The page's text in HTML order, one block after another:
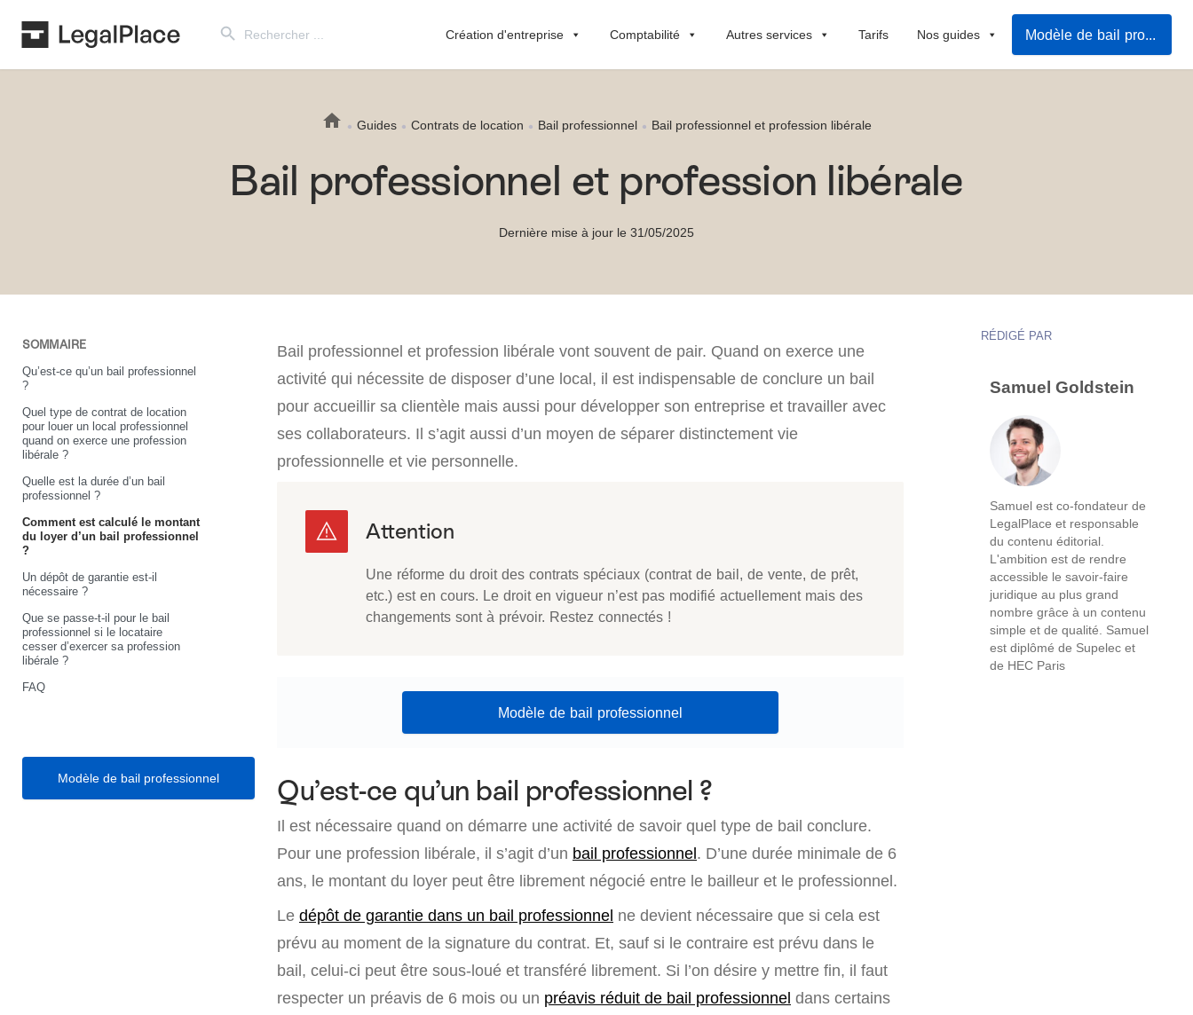
for:
Création d'entreprise Comptabilité Autres services Tarifs Nos guides Modèle de bail professionnel
Guides Contrats de location Bail professionnel Bail professionnel et profession libérale
Bail professionnel et profession libérale
Dernière mise à jour le 31/05/2025
SOMMAIRE
Qu’est-ce qu’un bail professionnel
?
Quel type de contrat de location
pour louer un local professionnel
quand on exerce une profession
libérale ?
Quelle est la durée d’un bail
professionnel ?
Comment est calculé le montant
du loyer d’un bail professionnel
?
Un dépôt de garantie est-il
nécessaire ?
Que se passe-t-il pour le bail
professionnel si le locataire
cesser d’exercer sa profession
libérale ?
FAQ
Modèle de bail professionnel
Bail professionnel et profession libérale vont souvent de pair. Quand on exerce une
activité qui nécessite de disposer d’une local, il est indispensable de conclure un bail
pour accueillir sa clientèle mais aussi pour développer son entreprise et travailler avec
ses collaborateurs. Il s’agit aussi d’un moyen de séparer distinctement vie
professionnelle et vie personnelle.
Une réforme du droit des contrats spéciaux (contrat de bail, de vente, de prêt,
etc.) est en cours. Le droit en vigueur n’est pas modifié actuellement mais des
changements sont à prévoir. Restez connectés !
Modèle de bail professionnel
Qu’est-ce qu’un bail professionnel ?
Il est nécessaire quand on démarre une activité de savoir quel type de bail conclure.
Pour une profession libérale, il s’agit d’un bail professionnel. D’une durée minimale de 6
ans, le montant du loyer peut être librement négocié entre le bailleur et le professionnel.
Le dépôt de garantie dans un bail professionnel ne devient nécessaire que si cela est
prévu au moment de la signature du contrat. Et, sauf si le contraire est prévu dans le
bail, celui-ci peut être sous-loué et transféré librement. Si l’on désire y mettre fin, il faut
respecter un préavis de 6 mois ou un préavis réduit de bail professionnel dans certains
RÉDIGÉ PAR
Samuel Goldstein
Samuel est co-fondateur de
LegalPlace et responsable
du contenu éditorial.
L'ambition est de rendre
accessible le savoir-faire
juridique au plus grand
nombre grâce à un contenu
simple et de qualité. Samuel
est diplômé de Supelec et
de HEC Paris